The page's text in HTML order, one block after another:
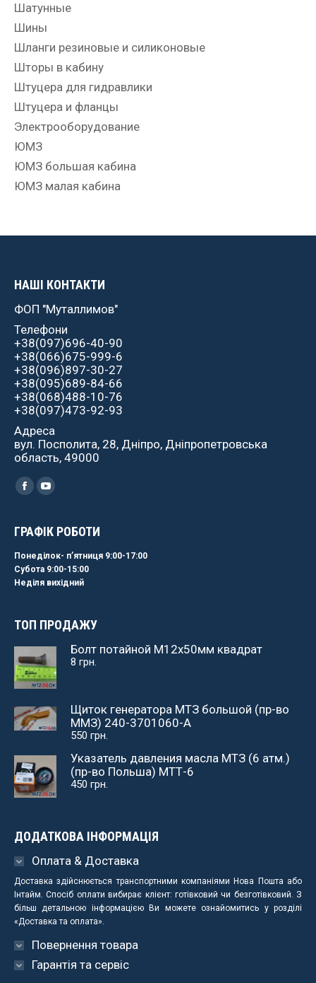
Шатунные
Шины
Шланги резиновые и силиконовые
Шторы в кабину
Штуцера для гидравлики
Штуцера и фланцы
Электрооборудование
ЮМЗ
ЮМЗ большая кабина
ЮМЗ малая кабина
НАШІ КОНТАКТИ
ФОП "Муталлимов"
Телефони
+38(097)696-40-90
+38(066)675-999-6
+38(096)897-30-27
+38(095)689-84-66
+38(068)488-10-76
+38(097)473-92-93
Адреса
вул. Посполита, 28, Дніпро, Дніпропетровська
область, 49000
Найдите нас:
Facebook
YouTube
ГРАФІК РОБОТИ
Понеділок- пʼятниця 9:00-17:00
Субота 9:00-15:00
Неділя вихідний
ТОП ПРОДАЖУ
Болт потайной М12х50мм квадрат
8 грн.
Щиток генератора МТЗ большой (пр-во
ММЗ) 240-3701060-А
550 грн.
Указатель давления масла МТЗ (6 атм.)
(пр-во Польша) МТТ-6
450 грн.
ДОДАТКОВА ІНФОРМАЦІЯ
Оплата & Доставка
Доставка здійснюється транспортними компаніями Нова Пошта або
Інтайм. Спосіб оплати вибирає клієнт: готівковий чи безготівковий. З
більш детальною інформацією Ви можете ознайомитись у розділі
«Доставка та оплата».
Повернення товара
Гарантія та сервіс